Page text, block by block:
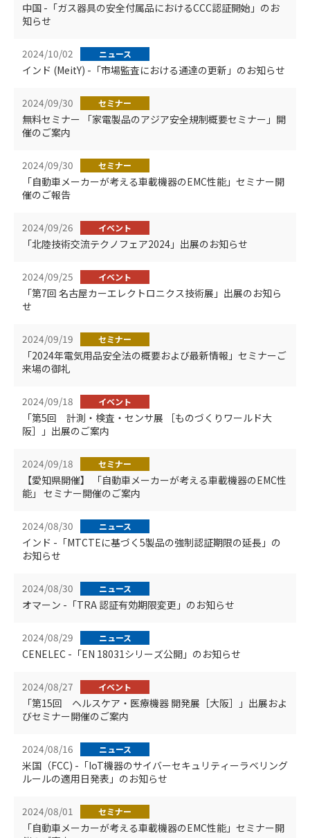
中国 -「ガス器具の安全付属品におけるCCC認証開始」のお
知らせ
2024/10/02 ニュース
インド (MeitY) -「市場監査における通達の更新」のお知らせ
2024/09/30 セミナー
無料セミナー 「家電製品のアジア安全規制概要セミナー」開
催のご案内
2024/09/30 セミナー
「自動車メーカーが考える車載機器のEMC性能」セミナー開
催のご報告
2024/09/26 イベント
「北陸技術交流テクノフェア2024」出展のお知らせ
2024/09/25 イベント
「第7回 名古屋カーエレクトロニクス技術展」出展のお知ら
せ
2024/09/19 セミナー
「2024年電気用品安全法の概要および最新情報」セミナーご
来場の御礼
2024/09/18 イベント
「第5回 計測・検査・センサ展 ［ものづくりワールド大
阪］」出展のご案内
2024/09/18 セミナー
【愛知県開催】 「自動車メーカーが考える車載機器のEMC性
能」 セミナー開催のご案内
2024/08/30 ニュース
インド -「MTCTEに基づく5製品の強制認証期限の延長」の
お知らせ
2024/08/30 ニュース
オマーン -「TRA 認証有効期限変更」のお知らせ
2024/08/29 ニュース
CENELEC -「EN 18031シリーズ公開」のお知らせ
2024/08/27 イベント
「第15回 ヘルスケア・医療機器 開発展［大阪］」出展およ
びセミナー開催のご案内
2024/08/16 ニュース
米国（FCC) -「IoT機器のサイバーセキュリティーラベリング
ルールの適用日発表」のお知らせ
2024/08/01 セミナー
「自動車メーカーが考える車載機器のEMC性能」セミナー開